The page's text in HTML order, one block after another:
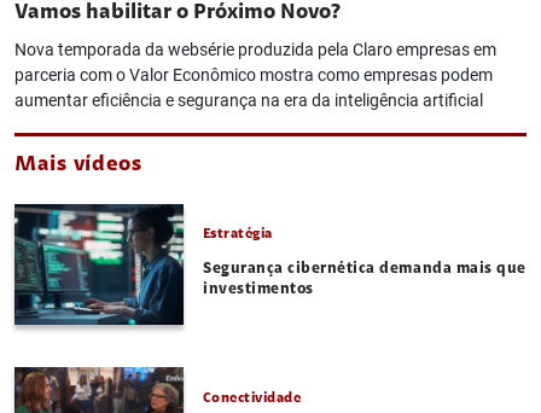
Vamos habilitar o Próximo Novo?
Nova temporada da websérie produzida pela Claro empresas em
parceria com o Valor Econômico mostra como empresas podem
aumentar eficiência e segurança na era da inteligência artificial
Mais vídeos
Estratégia
Segurança cibernética demanda mais que
investimentos
Conectividade